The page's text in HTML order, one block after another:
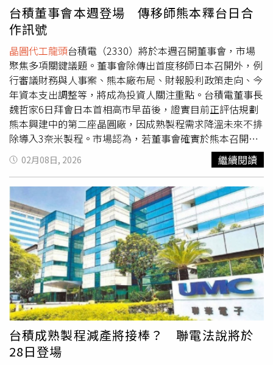
台積董事會本週登場 傳移師熊本釋台日合
作訊號
晶圓代工龍頭台積電（2330）將於本週召開董事會，市場
聚焦多項關鍵議題。董事會除傳出首度移師日本召開外，例
行審議財務與人事案、熊本廠布局、財報股利政策走向、今
年資本支出調整等，將成為投資人關注重點。台積電董事長
魏哲家6日拜會日本首相高市早苗後，證實目前正評估規劃
熊本興建中的第二座晶圓廠，因成熟製程需求降溫未來不排
除導入3奈米製程。市場認為，若董事會確實於熊本召開，
象徵日本佈局進一步升溫。外媒分析，熊本二廠原訂2027
年底前投產，近期因交通與製程重新規畫，時程可能再調
未來十年先進晶片產能將翻倍，間接替台積電日本投資方向
背書。前國發會主委兼前台積電法人董事劉鏡清，曾於去年
接受日媒訪問透露，台積電今年初將在日本熊本舉行董事
會，並強調日本在台積電全球布局中的優先順序不會下降。
財務方面，台積電董事會將審議2025年第四季財報與股利
分派案。台積電去年第四季每股稅後純益達19.5元，創單季
新高，是否延續前一季每股配發6元現金股利或進一步調
高，成為股東關注焦點。
02月08日, 2026 繼續閱讀
台積成熟製程減產將接棒？ 聯電法說將於
28日登場